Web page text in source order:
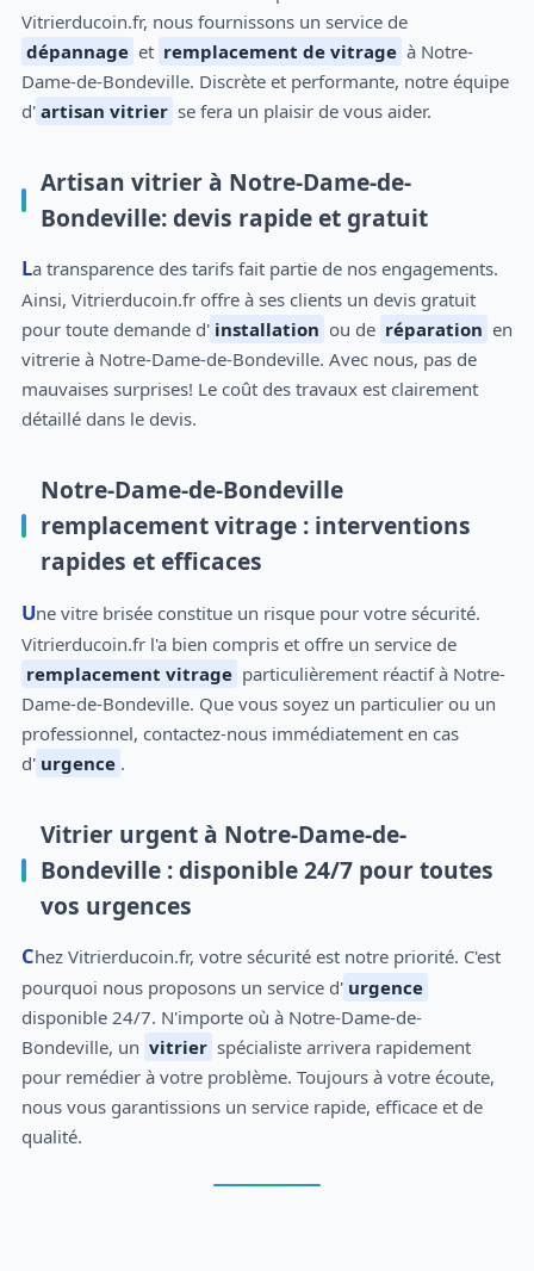
Vitrierducoin.fr, nous fournissons un service de
dépannage et remplacement de vitrage à Notre-
Dame-de-Bondeville. Discrète et performante, notre équipe
d' artisan vitrier se fera un plaisir de vous aider.
Artisan vitrier à Notre-Dame-de-
Bondeville: devis rapide et gratuit
La transparence des tarifs fait partie de nos engagements.
Ainsi, Vitrierducoin.fr offre à ses clients un devis gratuit
pour toute demande d' installation ou de réparation en
vitrerie à Notre-Dame-de-Bondeville. Avec nous, pas de
mauvaises surprises! Le coût des travaux est clairement
détaillé dans le devis.
Notre-Dame-de-Bondeville
remplacement vitrage : interventions
rapides et efficaces
Une vitre brisée constitue un risque pour votre sécurité.
Vitrierducoin.fr l'a bien compris et offre un service de
remplacement vitrage particulièrement réactif à Notre-
Dame-de-Bondeville. Que vous soyez un particulier ou un
professionnel, contactez-nous immédiatement en cas
d' urgence .
Vitrier urgent à Notre-Dame-de-
Bondeville : disponible 24/7 pour toutes
vos urgences
Chez Vitrierducoin.fr, votre sécurité est notre priorité. C'est
pourquoi nous proposons un service d' urgence
disponible 24/7. N'importe où à Notre-Dame-de-
Bondeville, un vitrier spécialiste arrivera rapidement
pour remédier à votre problème. Toujours à votre écoute,
nous vous garantissions un service rapide, efficace et de
qualité.